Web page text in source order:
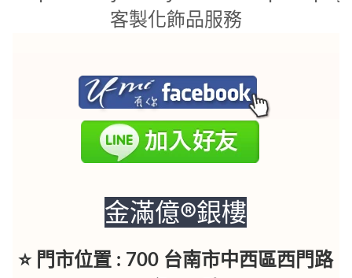
客製化飾品服務
金滿億®銀樓
⭐ 門市位置 : 700 台南市中西區西門路